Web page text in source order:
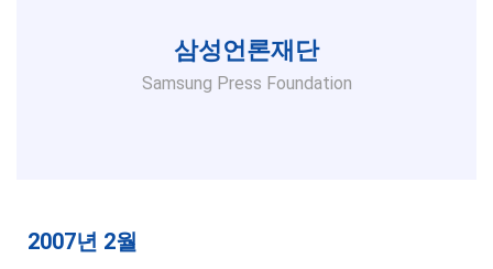
삼성언론재단
Samsung Press Foundation
2007년 2월